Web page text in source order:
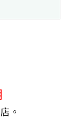
。